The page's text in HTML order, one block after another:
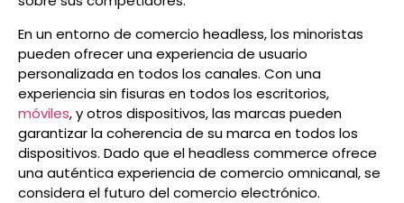
En un entorno de comercio headless, los minoristas
pueden ofrecer una experiencia de usuario
personalizada en todos los canales. Con una
experiencia sin fisuras en todos los escritorios,
móviles, y otros dispositivos, las marcas pueden
garantizar la coherencia de su marca en todos los
dispositivos. Dado que el headless commerce ofrece
una auténtica experiencia de comercio omnicanal, se
considera el futuro del comercio electrónico.